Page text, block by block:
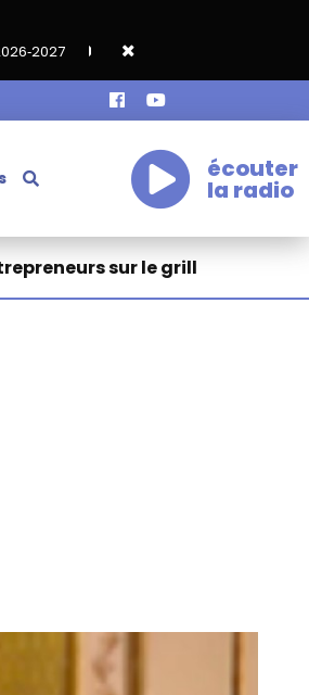
café de rentrée HKA le vendredi 18
écouter
la radio
sur le grill